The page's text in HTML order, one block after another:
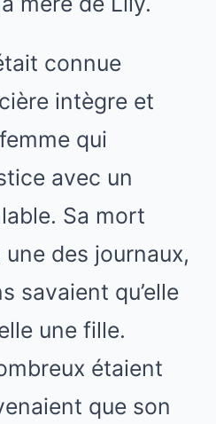
connue
intègre et
qui
avec un
Sa mort
des journaux,
savaient qu’elle
une fille.
étaient
que son